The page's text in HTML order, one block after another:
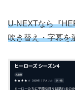
U-NEXTなら『
吹き替え・字幕を